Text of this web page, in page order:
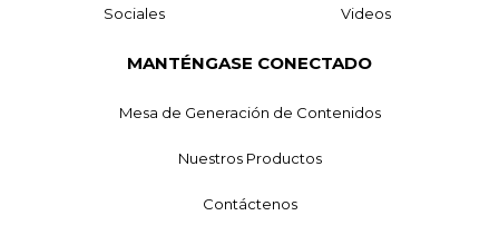
Sociales Videos
MANTÉNGASE CONECTADO
Mesa de Generación de Contenidos
Nuestros Productos
Contáctenos